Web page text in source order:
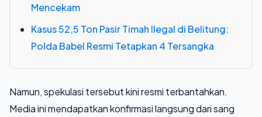
Mencekam
Kasus 52,5 Ton Pasir Timah Ilegal di Belitung:
Polda Babel Resmi Tetapkan 4 Tersangka
Namun, spekulasi tersebut kini resmi terbantahkan.
Media ini mendapatkan konfirmasi langsung dari sang